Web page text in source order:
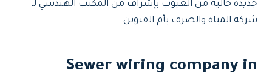
جديدة خالية من العيوب بإشراف من المكتب الهندسي لـ
شركة المياه والصرف بأم القيوين.
Sewer wiring company in